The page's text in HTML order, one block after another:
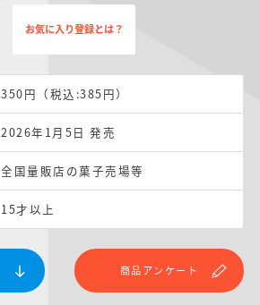
お気に入り登録とは？
350円（税込:385円）
2026年1月5日 発売
全国量販店の菓子売場等
15才以上
商品アンケート